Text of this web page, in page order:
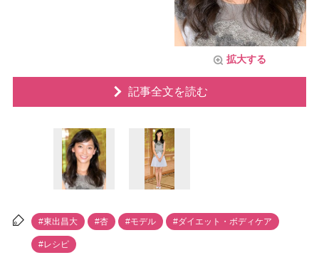
拡大する
記事全文を読む
#東出昌大 #杏 #モデル #ダイエット・ボディケア
#レシピ